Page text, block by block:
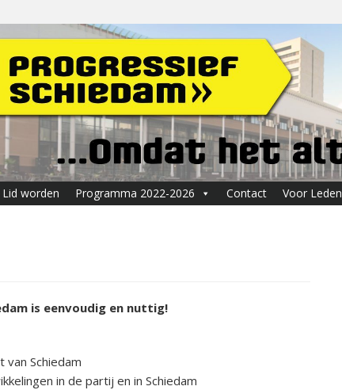
Lid worden Programma 2022-2026 Contact Voor Leden
is eenvoudig en nuttig!
van Schiedam
in de partij en in Schiedam